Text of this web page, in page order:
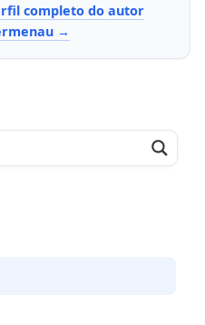
completo do autor